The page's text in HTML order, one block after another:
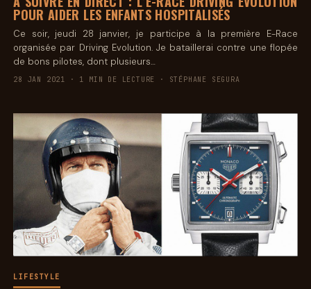
POUR AIDER LES ENFANTS HOSPITALISÉS
Ce soir, jeudi 28 janvier, je participe à la première E-Race
organisée par Driving Evolution. Je bataillerai contre une flopée
de bons pilotes, dont plusieurs…
28 JAN 2021 · 1 MIN DE LECTURE · STÉPHANE SEGURA
LIFESTYLE